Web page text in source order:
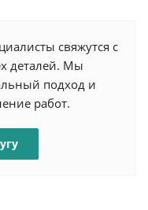
свяжутся с
деталей. Мы
подход и
работ.